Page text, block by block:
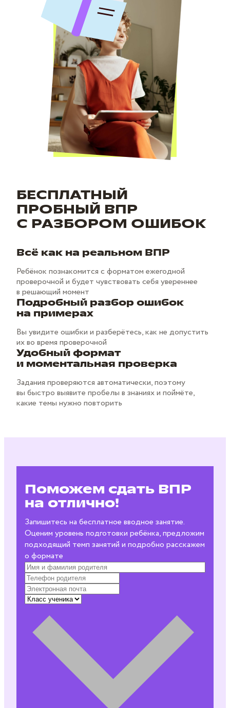
БЕСПЛАТНЫЙ
ПРОБНЫЙ ВПР
С РАЗБОРОМ ОШИБОК
Всё как на реальном ВПР
Ребёнок познакомится с форматом ежегодной
проверочной и будет чувствовать себя увереннее
в решающий момент
Подробный разбор ошибок
на примерах
Вы увидите ошибки и разберётесь, как не допустить
их во время проверочной
Удобный формат
и моментальная проверка
Задания проверяются автоматически, поэтому
вы быстро выявите пробелы в знаниях и поймёте,
какие темы нужно повторить
Поможем сдать ВПР
на отлично!
Запишитесь на бесплатное вводное занятие.
Оценим уровень подготовки ребёнка, предложим
подходящий темп занятий и подробно расскажем
о формате